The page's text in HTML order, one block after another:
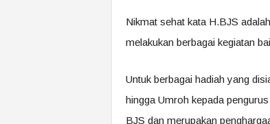
Nikmat sehat kata H.BJS
melakukan berbagai kegiatan
Untuk berbagai hadiah yang
hingga Umroh kepada
BJS dan merupakan